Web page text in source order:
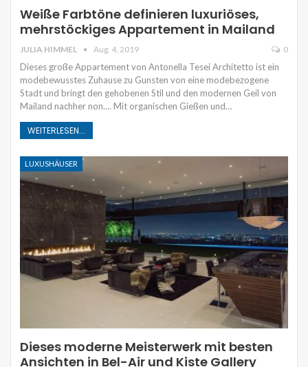
Weiße Farbtöne definieren luxuriöses,
mehrstöckiges Appartement in Mailand
JULIA HIMMEL Aug. 4, 2019 0
Dieses große Appartement von Antonella Tesei Architetto ist ein
modebewusstes Zuhause zu Gunsten von eine modebezogene
Stadt und bringt den gehobenen Stil und den modernen Geil von
Mailand nachher non.... Mit organischen Gießen und…
WEITERLESEN...
LUXUSHÄUSER
Dieses moderne Meisterwerk mit besten
Ansichten in Bel-Air und Kiste Gallery